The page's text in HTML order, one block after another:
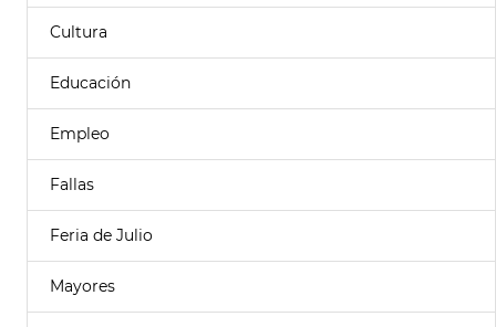
Cultura
Educación
Empleo
Fallas
Feria de Julio
Mayores